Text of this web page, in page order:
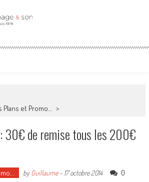
Plans et Promo… >
30€ de remise tous les 200€
byGuillaume- 17 octobre 2014 0